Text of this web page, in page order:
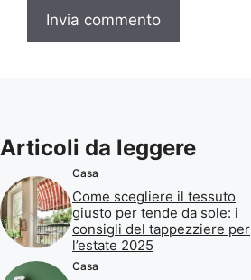
Articoli da leggere
Casa
Come scegliere il tessuto
giusto per tende da sole: i
consigli del tappezziere per
l’estate 2025
Casa